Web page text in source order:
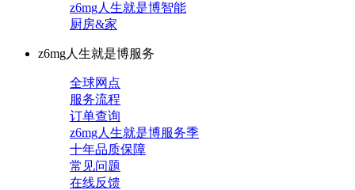
z6mg人生就是博智能
厨房&家
z6mg人生就是博服务
全球网点
服务流程
订单查询
z6mg人生就是博服务季
十年品质保障
常见问题
在线反馈